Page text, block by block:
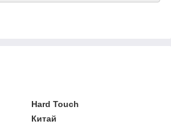
Hard Touch
Китай